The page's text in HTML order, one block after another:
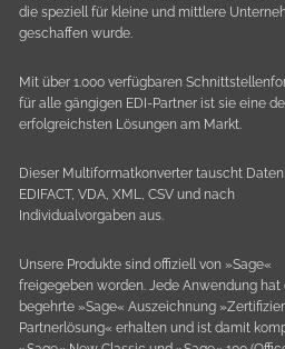
die speziell für kleine und mittlere
geschaffen wurde.
Mit über 1.000 verfügbaren
für alle gängigen EDI-Partner ist sie eine
erfolgreichsten Lösungen am Markt.
Dieser Multiformatkonverter tauscht Daten
EDIFACT, VDA, XML, CSV und nach
Individualvorgaben aus.
Unsere Produkte sind offiziell von »Sage«
freigegeben worden. Jede Anwendung hat
begehrte »Sage« Auszeichnung
Partnerlösung« erhalten und ist damit